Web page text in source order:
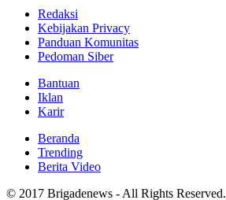
Redaksi
Kebijakan Privacy
Panduan Komunitas
Pedoman Siber
Bantuan
Iklan
Karir
Beranda
Trending
Berita Video
© 2017 Brigadenews - All Rights Reserved.